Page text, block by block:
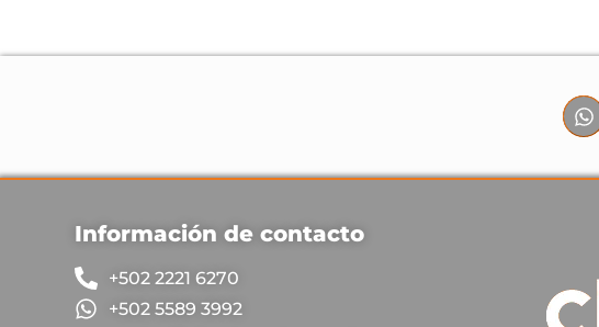
Información de contacto
+502 2221 6270
+502 5589 3992